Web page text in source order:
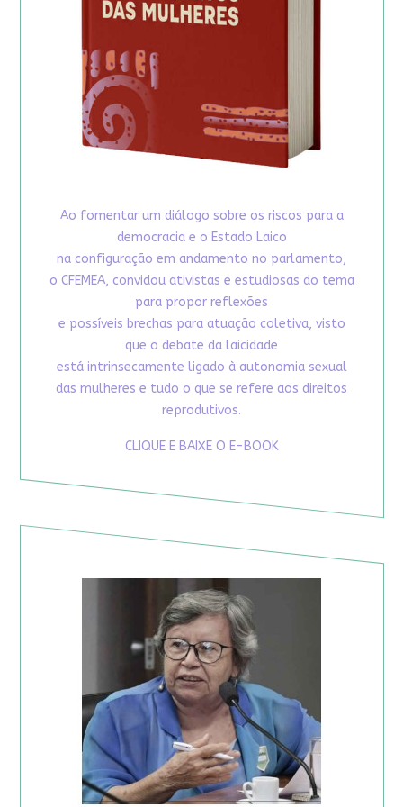
Ao fomentar um diálogo sobre os riscos para a
democracia e o Estado Laico
na configuração em andamento no parlamento,
o CFEMEA, convidou ativistas e estudiosas do tema
para propor reflexões
e possíveis brechas para atuação coletiva, visto
que o debate da laicidade
está intrinsecamente ligado à autonomia sexual
das mulheres e tudo o que se refere aos direitos
reprodutivos.
CLIQUE E BAIXE O E-BOOK